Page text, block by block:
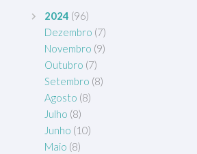
2024 (96)
Dezembro (7)
Novembro (9)
Outubro (7)
Setembro (8)
Agosto (8)
Julho (8)
Junho (10)
Maio (8)